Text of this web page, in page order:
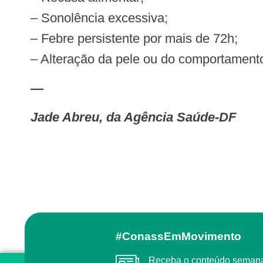
– Sonolência excessiva;
– Febre persistente por mais de 72h;
– Alteração da pele ou do
—
Jade Abreu, da Agência Saúde-DF
#ConassEmMovimento
Receba o conteúdo semanal do Conass com as